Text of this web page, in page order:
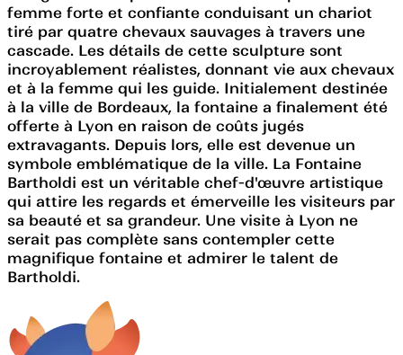
femme forte et confiante conduisant un chariot
tiré par quatre chevaux sauvages à travers une
cascade. Les détails de cette sculpture sont
incroyablement réalistes, donnant vie aux chevaux
et à la femme qui les guide. Initialement destinée
à la ville de Bordeaux, la fontaine a finalement été
offerte à Lyon en raison de coûts jugés
extravagants. Depuis lors, elle est devenue un
symbole emblématique de la ville. La Fontaine
Bartholdi est un véritable chef-d'œuvre artistique
qui attire les regards et émerveille les visiteurs par
sa beauté et sa grandeur. Une visite à Lyon ne
serait pas complète sans contempler cette
magnifique fontaine et admirer le talent de
Bartholdi.